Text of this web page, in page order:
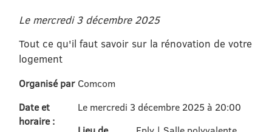
Le mercredi 3 décembre 2025
Tout ce qu'il faut savoir sur la rénovation de votre
logement
Organisé par Comcom
Date et
horaire :
Le mercredi 3 décembre 2025 à 20:00